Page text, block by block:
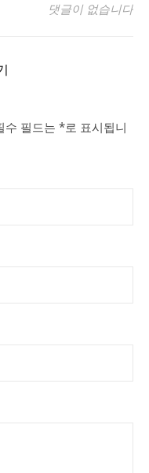
댓글이 없습니다
수 필드는 *로 표시됩니